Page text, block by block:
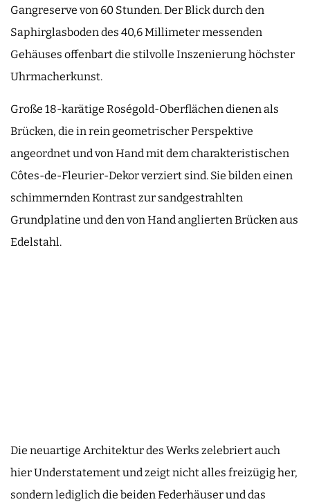
Gangreserve von 60 Stunden. Der Blick durch den
Saphirglasboden des 40,6 Millimeter messenden
Gehäuses offenbart die stilvolle Inszenierung höchster
Uhrmacherkunst.
Große 18-karätige Roségold-Oberflächen dienen als
Brücken, die in rein geometrischer Perspektive
angeordnet und von Hand mit dem charakteristischen
Côtes-de-Fleurier-Dekor verziert sind. Sie bilden einen
schimmernden Kontrast zur sandgestrahlten
Grundplatine und den von Hand anglierten Brücken aus
Edelstahl.
Die neuartige Architektur des Werks zelebriert auch
hier Understatement und zeigt nicht alles freizügig her,
sondern lediglich die beiden Federhäuser und das